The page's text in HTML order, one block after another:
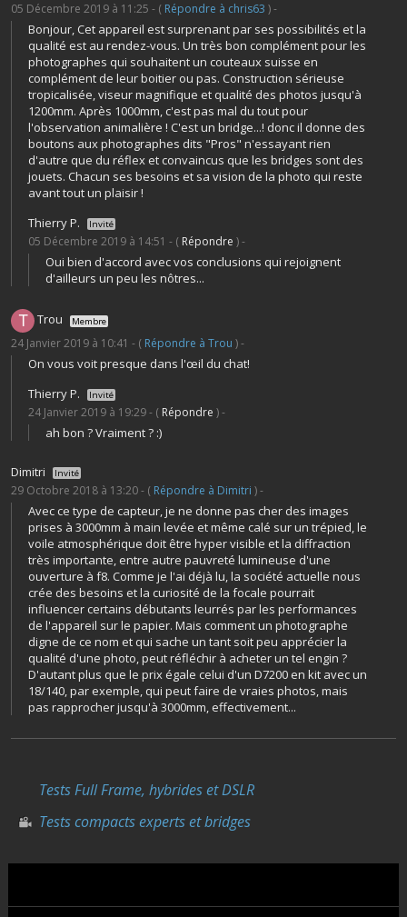
05 Décembre 2019 à 11:25 - ( Répondre à chris63 ) -
Bonjour, Cet appareil est surprenant par ses possibilités et la
qualité est au rendez-vous. Un très bon complément pour les
photographes qui souhaitent un couteaux suisse en
complément de leur boitier ou pas. Construction sérieuse
tropicalisée, viseur magnifique et qualité des photos jusqu'à
1200mm. Après 1000mm, c'est pas mal du tout pour
l'observation animalière ! C'est un bridge...! donc il donne des
boutons aux photographes dits "Pros" n'essayant rien
d'autre que du réflex et convaincus que les bridges sont des
jouets. Chacun ses besoins et sa vision de la photo qui reste
avant tout un plaisir !
Thierry P.
Invité
05 Décembre 2019 à 14:51 - ( Répondre ) -
Oui bien d'accord avec vos conclusions qui rejoignent
d'ailleurs un peu les nôtres...
Trou Membre
24 Janvier 2019 à 10:41 - ( Répondre à Trou ) -
On vous voit presque dans l'œil du chat!
Thierry P.
Invité
24 Janvier 2019 à 19:29 - ( Répondre ) -
ah bon ? Vraiment ? :)
Dimitri Invité
29 Octobre 2018 à 13:20 - ( Répondre à Dimitri ) -
Avec ce type de capteur, je ne donne pas cher des images
prises à 3000mm à main levée et même calé sur un trépied, le
voile atmosphérique doit être hyper visible et la diffraction
très importante, entre autre pauvreté lumineuse d'une
ouverture à f8. Comme je l'ai déjà lu, la société actuelle nous
crée des besoins et la curiosité de la focale pourrait
influencer certains débutants leurrés par les performances
de l'appareil sur le papier. Mais comment un photographe
digne de ce nom et qui sache un tant soit peu apprécier la
qualité d'une photo, peut réfléchir à acheter un tel engin ?
D'autant plus que le prix égale celui d'un D7200 en kit avec un
18/140, par exemple, qui peut faire de vraies photos, mais
pas rapprocher jusqu'à 3000mm, effectivement...
Tests Full Frame, hybrides et DSLR
Tests compacts experts et bridges